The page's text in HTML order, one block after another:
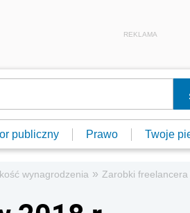
REKLAMA
publiczny Prawo Twoje
wynagrodzenia » Zarobki freelancera